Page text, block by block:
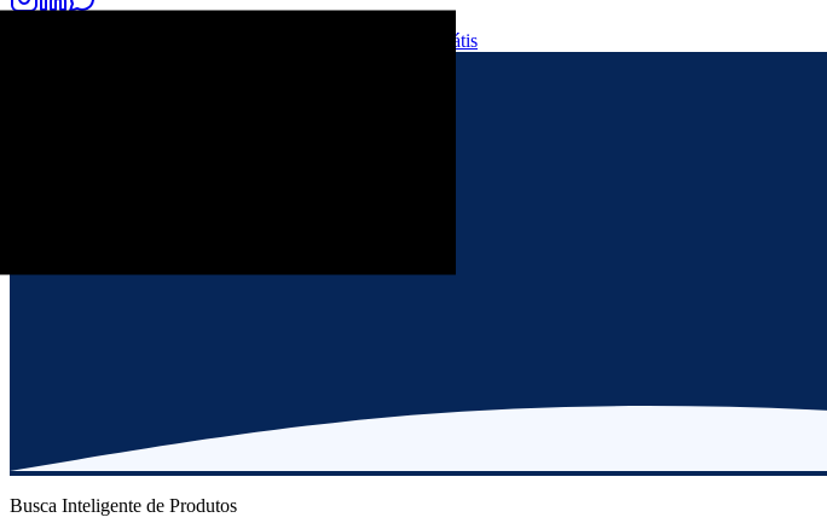
Cadastre-se grátis
Busca Inteligente de Produtos